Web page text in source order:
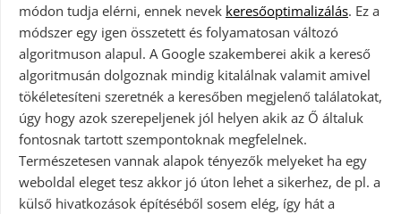
módon tudja elérni, ennek nevek keresőoptimalizálás. Ez a
módszer egy igen összetett és folyamatosan változó
algoritmuson alapul. A Google szakemberei akik a kereső
algoritmusán dolgoznak mindig kitalálnak valamit amivel
tökéletesíteni szeretnék a keresőben megjelenő találatokat,
úgy hogy azok szerepeljenek jól helyen akik az Ő általuk
fontosnak tartott szempontoknak megfelelnek.
Természetesen vannak alapok tényezők melyeket ha egy
weboldal eleget tesz akkor jó úton lehet a sikerhez, de pl. a
külső hivatkozások építéséből sosem elég, így hát a